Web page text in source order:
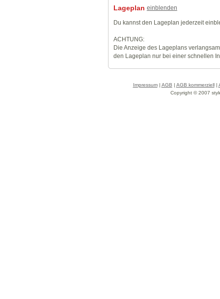
Lageplan einblenden
Du kannst den Lageplan jederzeit
ACHTUNG:
Die Anzeige des Lageplans
den Lageplan nur bei einer schnellen
Impressum| AGB | AGB kommerziell|
Copyright © 2007